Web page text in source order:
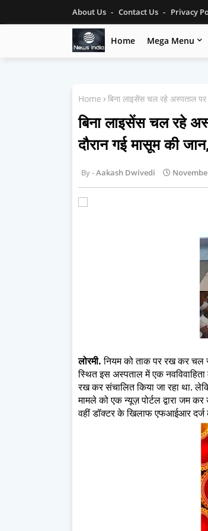
About Us Contact Us Privacy
Home Mega Menu
Home बिना लाइसेंस चल रहे अस्पताल पर
बिना लाइसेंस चल रहे
दौरान गई मासूम की
Aakash Dwivedi
लोरमी.नियम को ताक पर रख कर चल
स्थित इस अस्पताल में एक
रख कर संचालित किया जा रहा था.
मामले को एक न्यूज़ पोर्टल द्वारा जम
वहीं डॉक्टर के खिलाफ एफआईआर दर्ज